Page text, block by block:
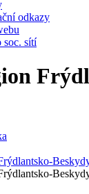
odkazy
soc. sítí